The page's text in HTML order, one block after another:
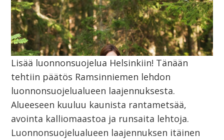
Lisää luonnonsuojelua Helsinkiin! Tänään
tehtiin päätös Ramsinniemen lehdon
luonnonsuojelualueen laajennuksesta.
Alueeseen kuuluu kaunista rantametsää,
avointa kalliomaastoa ja runsaita lehtoja.
Luonnonsuojelualueen laajennuksen itäinen